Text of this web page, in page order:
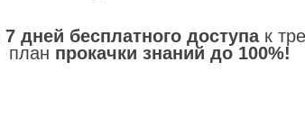
7 дней бесплатного доступак
план прокачки знаний до 100%!